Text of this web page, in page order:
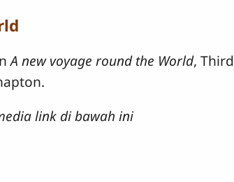
A new voyage round the World, Third
link di bawah ini